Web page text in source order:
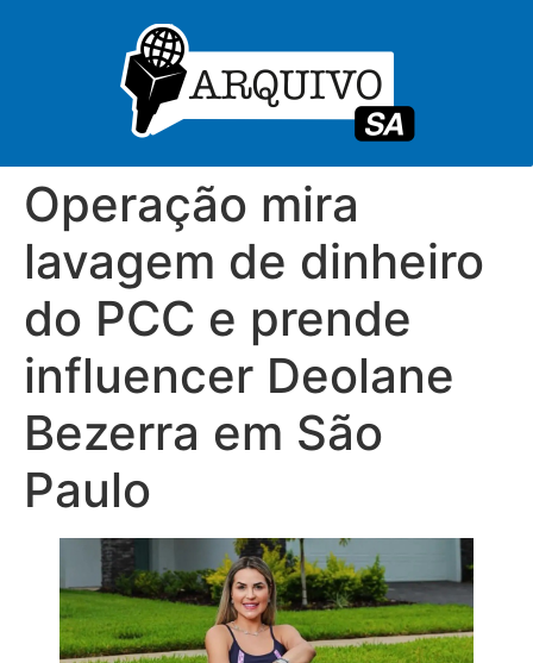
Operação mira
lavagem de dinheiro
do PCC e prende
influencer Deolane
Bezerra em São
Paulo